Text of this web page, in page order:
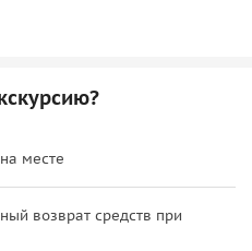
месте
возврат средств при